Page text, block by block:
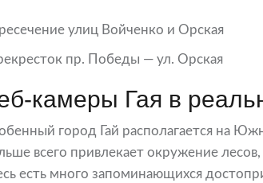
улиц Войченко и Орская
пр. Победы — ул. Орская
камеры Гая в
город Гай располагается на
всего привлекает окружение
есть много запоминающихся